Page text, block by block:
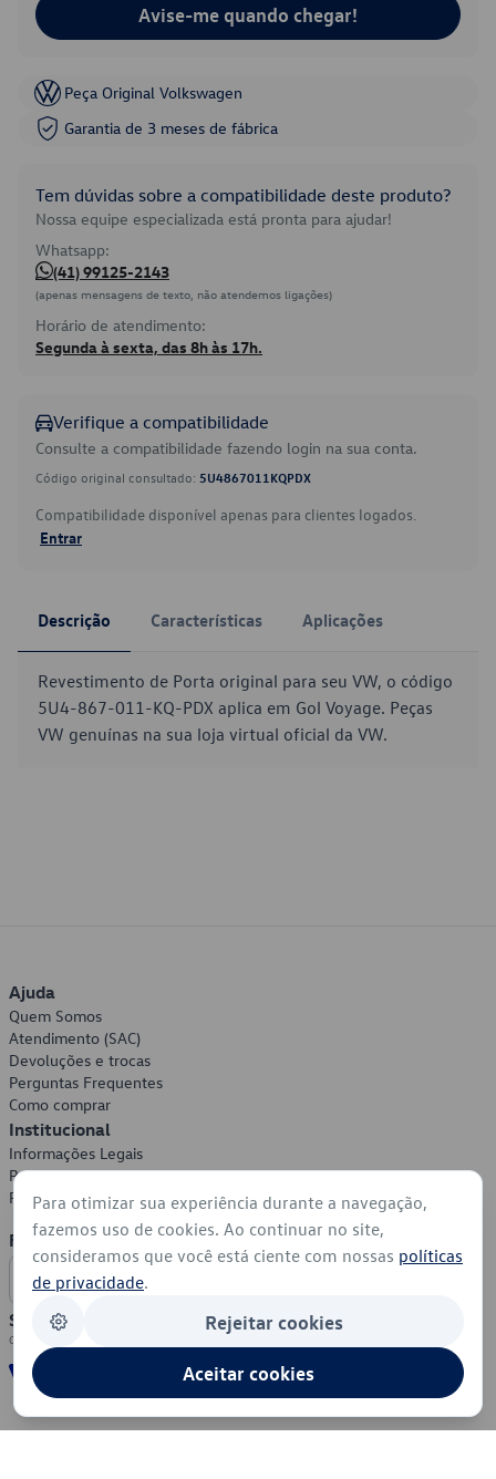
Avise-me quando chegar!
Peça Original Volkswagen
Garantia de 3 meses de fábrica
Tem dúvidas sobre a compatibilidade deste produto?
Nossa equipe especializada está pronta para ajudar!
Whatsapp:
(41) 99125-2143
(apenas mensagens de texto, não atendemos ligações)
Horário de atendimento:
Segunda à sexta, das 8h às 17h.
Verifique a compatibilidade
Consulte a compatibilidade fazendo login na sua conta.
Código original consultado: 5U4867011KQPDX
Compatibilidade disponível apenas para clientes logados.
Entrar
Descrição Características Aplicações
Revestimento de Porta original para seu VW, o código
5U4-867-011-KQ-PDX aplica em Gol Voyage. Peças
VW genuínas na sua loja virtual oficial da VW.
Ajuda
Quem Somos
Atendimento (SAC)
Devoluções e trocas
Perguntas Frequentes
Como comprar
Institucional
Informações Legais
Política de Privacidade
Política de Cookies
Formas de Pagamento
Segurança
Para otimizar sua experiência durante a navegação,
fazemos uso de cookies. Ao continuar no site,
consideramos que você está ciente com nossas políticas
de privacidade.
Rejeitar cookies
Aceitar cookies